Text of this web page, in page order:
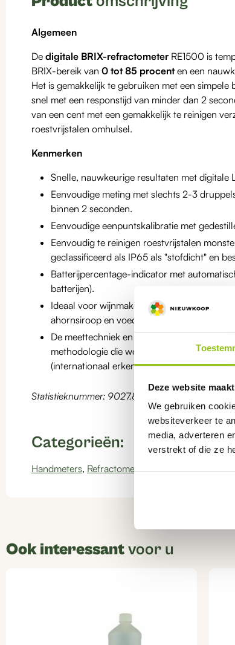
Deze website
We gebruiken
websiteverkeer te
media, adverteren
verstrekt of die ze
Algemeen
De digitale BRIX-refractometer RE1500 is
BRIX-bereik van 0 tot 85 procenten een
Het is gemakkelijk te gebruiken met een
snel met een responstijd van minder dan 2
van een cent met een gemakkelijk te reinigen
roestvrijstalen omhulsel.
Kenmerken
Snelle, nauwkeurige resultaten met digitale
Eenvoudige meting met slechts 2-3
binnen 2 seconden.
Eenvoudige eenpuntskalibratie met
Eenvoudig te reinigen roestvrijstalen
geclassificeerd als IP65 als "stofdicht" en
Batterijpercentage-indicator met
batterijen).
Ideaal voor wijnmakers, brouwers, fruit- en
ahornsiroop en voedselproducenten.
De meettechniek en
methodologie die wordt aanbevolen in het
(internationaal erkende instantie voor
Statistieknummer: 9027.80.17
Categorieën:
Handmeters, Refractometers
Ook interessantvoor u